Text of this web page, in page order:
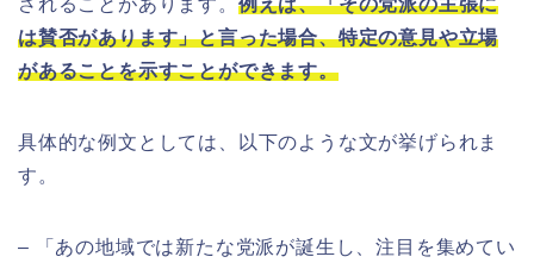
されることがあります。 例えば、「その党派の主張に
は賛否があります」と言った場合、特定の意見や立場
があることを示すことができます。
具体的な例文としては、以下のような文が挙げられま
す。
– 「あの地域では新たな党派が誕生し、注目を集めてい